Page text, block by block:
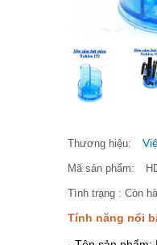
Thương hiệu:
Mã sản phẩm:
Tình trạng : Còn
Tính năng nổi